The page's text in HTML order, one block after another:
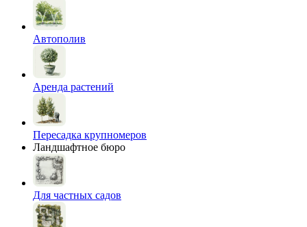
Автополив
Аренда растений
Пересадка крупномеров
Ландшафтное бюро
Для частных садов